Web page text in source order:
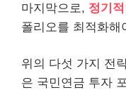
마지막으로, 정기적
폴리오를 최적화해
위의 다섯 가지 전
은 국민연금 투자